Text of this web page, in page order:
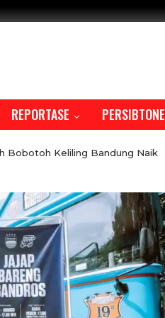
REPORTASE PERSIBTONE
Bobotoh Keliling Bandung Naik
REPORTASE